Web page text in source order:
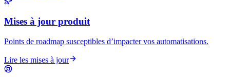
Mises à jour produit
Points de roadmap susceptibles d’impacter vos automatisations.
Lire les mises à jour